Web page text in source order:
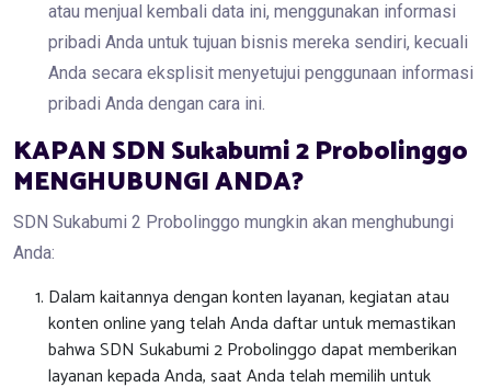
atau menjual kembali data ini, menggunakan informasi
pribadi Anda untuk tujuan bisnis mereka sendiri, kecuali
Anda secara eksplisit menyetujui penggunaan informasi
pribadi Anda dengan cara ini.
KAPAN SDN Sukabumi 2 Probolinggo
MENGHUBUNGI ANDA?
SDN Sukabumi 2 Probolinggo mungkin akan menghubungi
Anda:
Dalam kaitannya dengan konten layanan, kegiatan atau
konten online yang telah Anda daftar untuk memastikan
bahwa SDN Sukabumi 2 Probolinggo dapat memberikan
layanan kepada Anda, saat Anda telah memilih untuk